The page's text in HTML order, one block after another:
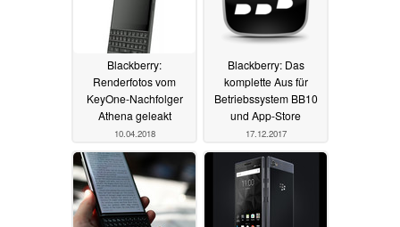
Blackberry:
Renderfotos vom
KeyOne-Nachfolger
Athena geleakt
10.04.2018
Blackberry: Das
komplette Aus für
Betriebssystem BB10
und App-Store
17.12.2017